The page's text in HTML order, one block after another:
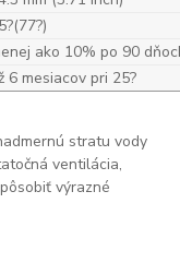
ako 10% po 90
6 mesiacov pri 25?
stratu vody
ventilácia,
výrazné